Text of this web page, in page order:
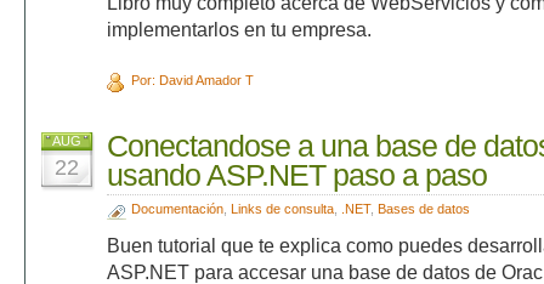
implementarlos en tu empresa.
Por: David Amador T
AUG
22
Conectandose a una base de
usando ASP.NET paso a paso
Documentación, Links de consulta, .NET, Bases de datos
Buen tutorial que te explica como puedes
ASP.NET para accesar una base de datos de